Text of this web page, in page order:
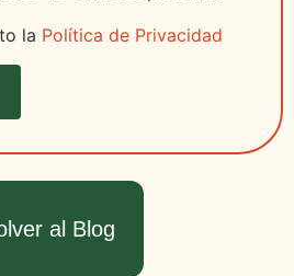
la Política de Privacidad
al Blog